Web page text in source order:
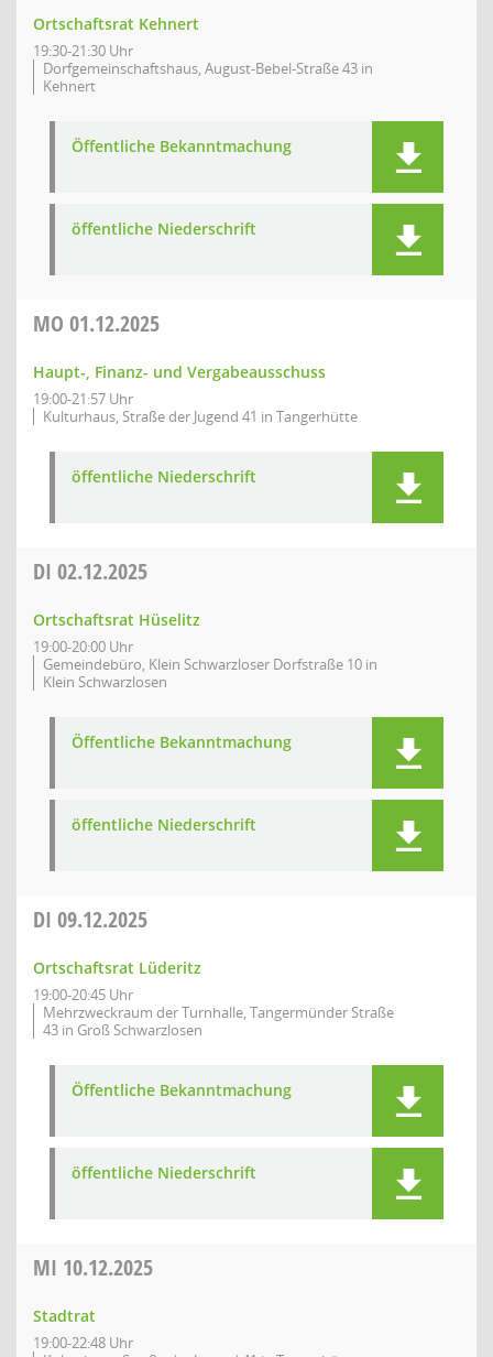
Ortschaftsrat Kehnert
19:30-21:30 Uhr
Dorfgemeinschaftshaus, August-Bebel-Straße 43 in
Kehnert
Öffentliche Bekanntmachung
öffentliche Niederschrift
MO 01.12.2025
Haupt-, Finanz- und Vergabeausschuss
19:00-21:57 Uhr
Kulturhaus, Straße der Jugend 41 in Tangerhütte
öffentliche Niederschrift
DI 02.12.2025
Ortschaftsrat Hüselitz
19:00-20:00 Uhr
Gemeindebüro, Klein Schwarzloser Dorfstraße 10 in
Klein Schwarzlosen
Öffentliche Bekanntmachung
öffentliche Niederschrift
DI 09.12.2025
Ortschaftsrat Lüderitz
19:00-20:45 Uhr
Mehrzweckraum der Turnhalle, Tangermünder Straße
43 in Groß Schwarzlosen
Öffentliche Bekanntmachung
öffentliche Niederschrift
MI 10.12.2025
Stadtrat
19:00-22:48 Uhr